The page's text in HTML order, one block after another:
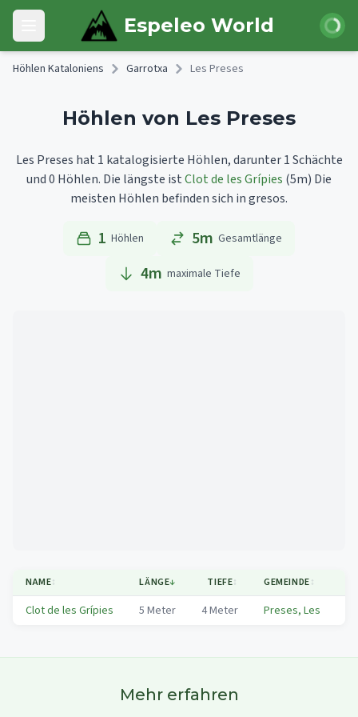
Skip to main content
Open main menu Espeleo World
Höhlen Kataloniens Garrotxa Les Preses
Höhlen von Les Preses
Les Preses hat 1 katalogisierte Höhlen, darunter 1 Schächte
und 0 Höhlen. Die längste istClot de les Grípies (5m) Die
meisten Höhlen befinden sich in gresos.
1 Höhlen 5m Gesamtlänge
4m maximale Tiefe
NAME↕ LÄNGE↓ TIEFE↕ GEMEINDE↕
Clot de les Grípies 5 Meter 4Meter Preses, Les
Mehr erfahren